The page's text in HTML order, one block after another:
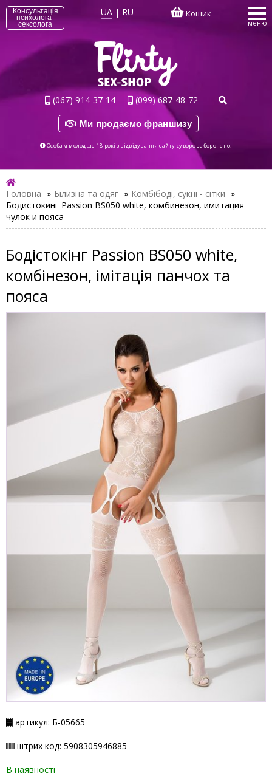
Консультація
психолога-
сексолога
UA | RU Кошик
меню
(067) 914-37-14 (099) 687-48-72
Ми продаємо франшизу
Особам молодше 18 років відвідування сайту суворо заборонено!
Головна » Білизна та одяг » Комбібоді, сукні - сітки »
Бодистокинг Passion BS050 white, комбинезон, имитация
чулок и пояса
Бодістокінг Passion BS050 white,
комбінезон, імітація панчох та
пояса
артикул: Б-05665
штрих код: 5908305946885
В наявності